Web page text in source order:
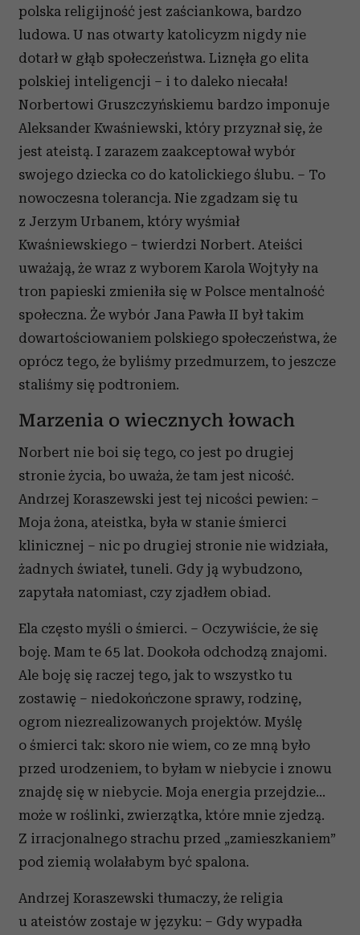
polska religijność jest zaściankowa, bardzo
ludowa. U nas otwarty katolicyzm nigdy nie
dotarł w głąb społeczeństwa. Liznęła go elita
polskiej inteligencji – i to daleko niecała!
Norbertowi Gruszczyńskiemu bardzo imponuje
Aleksander Kwaśniewski, który przyznał się, że
jest ateistą. I zarazem zaakceptował wybór
swojego dziecka co do katolickiego ślubu. – To
nowoczesna tolerancja. Nie zgadzam się tu
z Jerzym Urbanem, który wyśmiał
Kwaśniewskiego – twierdzi Norbert. Ateiści
uważają, że wraz z wyborem Karola Wojtyły na
tron papieski zmieniła się w Polsce mentalność
społeczna. Że wybór Jana Pawła II był takim
dowartościowaniem polskiego społeczeństwa, że
oprócz tego, że byliśmy przedmurzem, to jeszcze
staliśmy się podtroniem.
Marzenia o wiecznych łowach
Norbert nie boi się tego, co jest po drugiej
stronie życia, bo uważa, że tam jest nicość.
Andrzej Koraszewski jest tej nicości pewien: –
Moja żona, ateistka, była w stanie śmierci
klinicznej – nic po drugiej stronie nie widziała,
żadnych świateł, tuneli. Gdy ją wybudzono,
zapytała natomiast, czy zjadłem obiad.
Ela często myśli o śmierci. – Oczywiście, że się
boję. Mam te 65 lat. Dookoła odchodzą znajomi.
Ale boję się raczej tego, jak to wszystko tu
zostawię – niedokończone sprawy, rodzinę,
ogrom niezrealizowanych projektów. Myślę
o śmierci tak: skoro nie wiem, co ze mną było
przed urodzeniem, to byłam w niebycie i znowu
znajdę się w niebycie. Moja energia przejdzie…
może w roślinki, zwierzątka, które mnie zjedzą.
Z irracjonalnego strachu przed „zamieszkaniem”
pod ziemią wolałabym być spalona.
Andrzej Koraszewski tłumaczy, że religia
u ateistów zostaje w języku: – Gdy wypadła